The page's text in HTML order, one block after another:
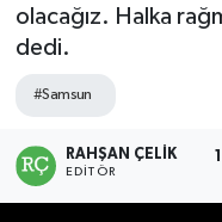
olacağız. Halka
dedi.
#Samsun
RAHŞAN ÇELIK
EDITÖR